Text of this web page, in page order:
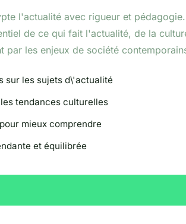
l'actualité avec rigueur et pédagogie.
de ce qui fait l'actualité, de la
par les enjeux de société
sur les sujets d\'actualité
tendances culturelles
mieux comprendre
et équilibrée